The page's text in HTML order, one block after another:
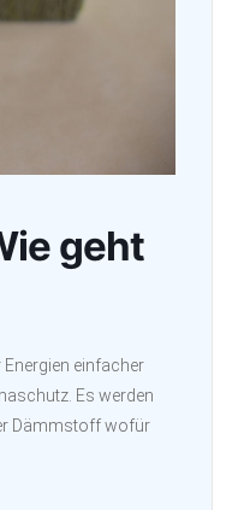
geht
einfacher
Es werden
Dämmstoff wofür